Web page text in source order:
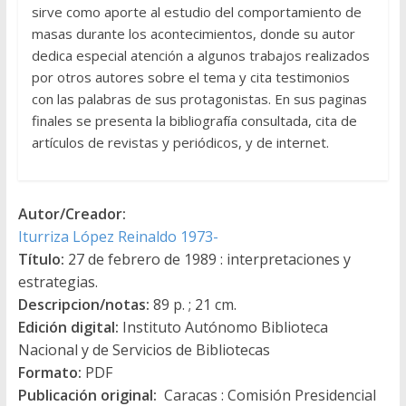
sirve como aporte al estudio del comportamiento de
masas durante los acontecimientos, donde su autor
dedica especial atención a algunos trabajos realizados
por otros autores sobre el tema y cita testimonios
con las palabras de sus protagonistas. En sus paginas
finales se presenta la bibliografía consultada, cita de
artículos de revistas y periódicos, y de internet.
Autor/Creador:
Iturriza López Reinaldo 1973-
Título: 27 de febrero de 1989 : interpretaciones y
estrategias.
Descripcion/notas: 89 p. ; 21 cm.
Edición digital: Instituto Autónomo Biblioteca
Nacional y de Servicios de Bibliotecas
Formato: PDF
Publicación original: Caracas : Comisión Presidencial